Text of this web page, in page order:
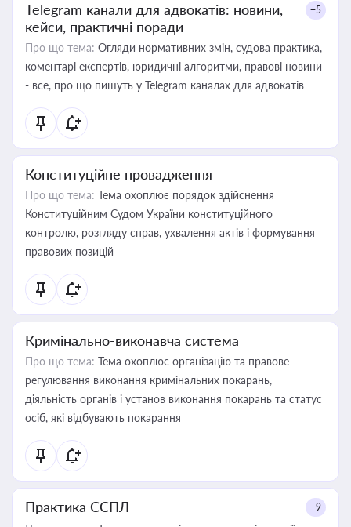
Telegram канали для адвокатів: новини,
кейси, практичні поради
+5
Про що тема: Огляди нормативних змін, судова практика,
коментарі експертів, юридичні алгоритми, правові новини
- все, про що пишуть у Telegram каналах для адвокатів
Конституційне провадження
Про що тема: Тема охоплює порядок здійснення
Конституційним Судом України конституційного
контролю, розгляду справ, ухвалення актів і формування
правових позицій
Кримінально-виконавча система
Про що тема: Тема охоплює організацію та правове
регулювання виконання кримінальних покарань,
діяльність органів і установ виконання покарань та статус
осіб, які відбувають покарання
Практика ЄСПЛ +9